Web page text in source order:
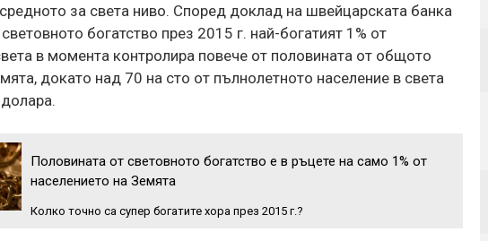
за света ниво. Според доклад на швейцарската банка
богатство през 2015 г. най-богатият 1% от
в момента контролира повече от половината от общото
докато над 70 на сто от пълнолетното население в света
Половината от световното богатство е в ръцете на само 1% от
населението на Земята
Колко точно са супер богатите хора през 2015 г.?